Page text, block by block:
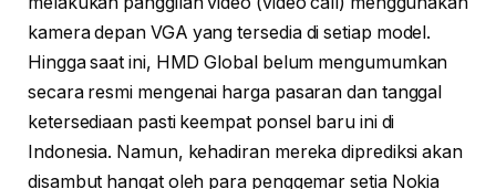
kamera depan VGA yang tersedia di setiap model.
Hingga saat ini, HMD Global belum mengumumkan
secara resmi mengenai harga pasaran dan tanggal
ketersediaan pasti keempat ponsel baru ini di
Indonesia. Namun, kehadiran mereka diprediksi akan
disambut hangat oleh para penggemar setia Nokia